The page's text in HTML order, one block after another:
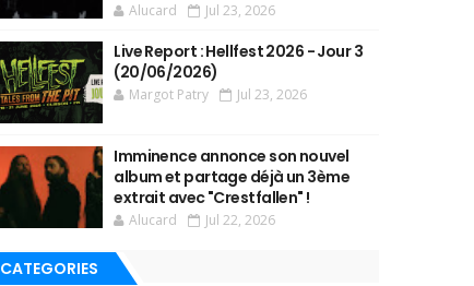
Alucard Jul 23, 2026
Live Report : Hellfest 2026 - Jour 3
(20/06/2026)
Margot Patry Jul 23, 2026
Imminence annonce son nouvel
album et partage déjà un 3ème
extrait avec "Crestfallen" !
Alucard Jul 22, 2026
CATEGORIES